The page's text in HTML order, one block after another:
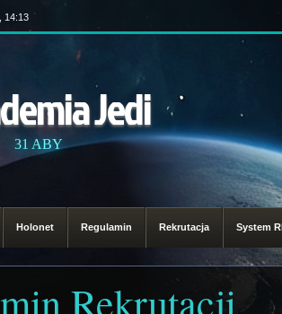
14:13
Jedi
31 ABY
Holonet Regulamin Rekrutacja System
Rekrutacji